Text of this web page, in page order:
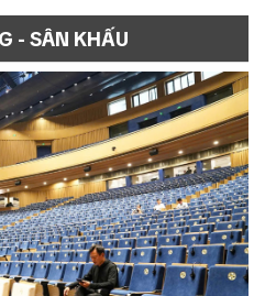
- SÂN KHẤU